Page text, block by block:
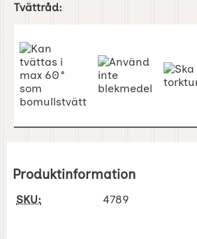
Tvättråd:
Produktinformation
SKU: 4789